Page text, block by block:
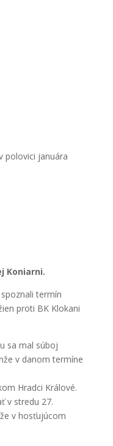
Koniarni.
termín
proti BK Klokani
sa mal súboj
v danom termíne
Hradci Králové.
v stredu 27.
v hosťujúcom